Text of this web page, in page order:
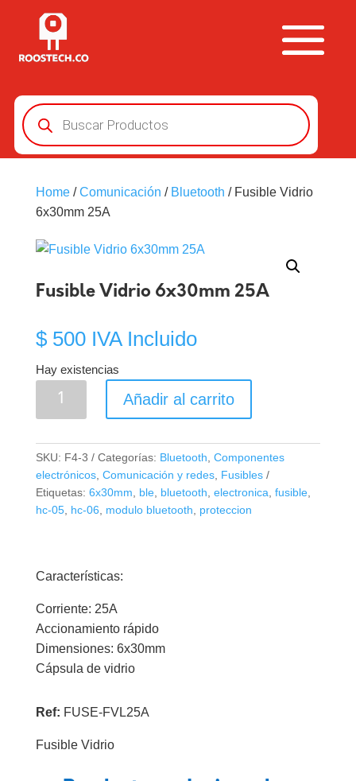
Búsqueda
de
productos
Home/Comunicación / Bluetooth / Fusible Vidrio
6x30mm 25A
Fusible Vidrio 6x30mm 25A
$500 IVA Incluido
Hay existencias
Fusible
cantidad
Añadir al carrito
SKU: F4-3 Categorías: Bluetooth Componentes
electrónicos, Comunicación y redes, Fusibles
Etiquetas: 6x30mm ble, bluetooth electronica fusible,
hc-05, hc-06 modulo bluetooth proteccion
Características:
Corriente: 25A
Accionamiento rápido
Dimensiones: 6x30mm
Cápsula de vidrio
Ref: FUSE-FVL25A
Fusible Vidrio